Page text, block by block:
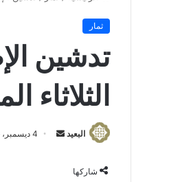
ثمار
تدشين
الثلاثاء
البعيد 4 ديسمبر، 2016
شاركها